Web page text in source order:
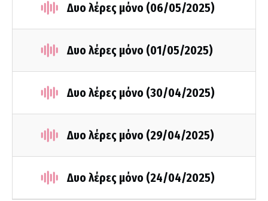
Δυο λέρες μόνο (06/05/2025)
Δυο λέρες μόνο (01/05/2025)
Δυο λέρες μόνο (30/04/2025)
Δυο λέρες μόνο (29/04/2025)
Δυο λέρες μόνο (24/04/2025)